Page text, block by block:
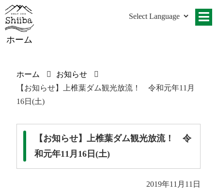
ホーム
ホーム
お知らせ
【お知らせ】上椎葉ダム観光放流！ 令和元年11月
16日(土)
【お知らせ】上椎葉ダム観光放流！ 令
和元年11月16日(土)
2019年11月11日